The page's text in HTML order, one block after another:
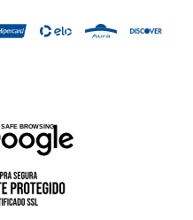
SAFE BROWSING